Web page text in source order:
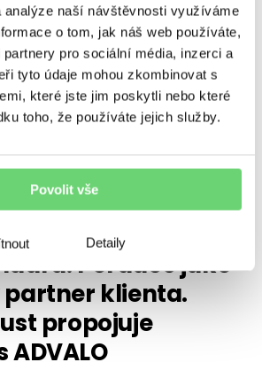
Detaily
analýze naší návštěvnosti využíváme
o tom, jak náš web používáte,
pro sociální média, inzerci a
tyto údaje mohou zkombinovat s
které jste jim poskytli nebo které
toho, že používáte jejich služby.
Povolit vše
Stropek. Zaměří se na další
partnerům BT i jejich…
čtení
Poradce jako
klienta.
propojuje
ADVALO